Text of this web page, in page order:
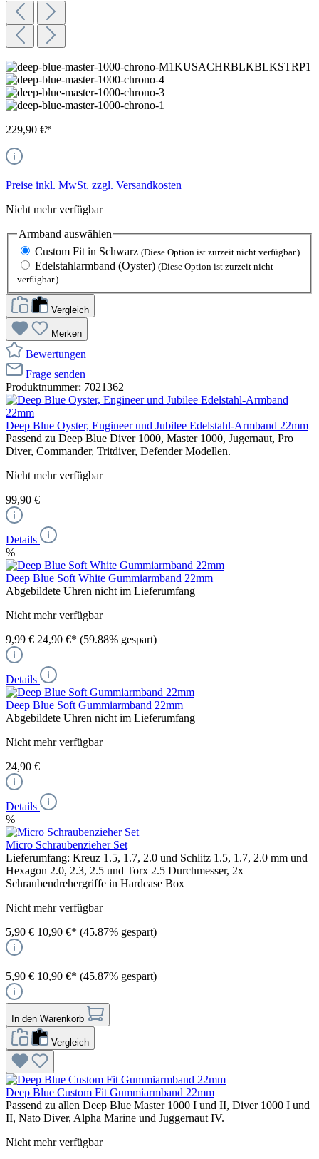
229,90 €*
Preise inkl. MwSt. zzgl. Versandkosten
Nicht mehr verfügbar
Armband auswählen
Custom Fit in Schwarz (Diese Option ist zurzeit nicht verfügbar.)
Edelstahlarmband (Oyster) (Diese Option ist zurzeit nicht
verfügbar.)
Vergleich
Merken
Bewertungen
Frage senden
Produktnummer: 7021362
Deep Blue Oyster, Engineer und Jubilee Edelstahl-Armband 22mm
Passend zu Deep Blue Diver 1000, Master 1000, Jugernaut, Pro
Diver, Commander, Tritdiver, Defender Modellen.
Nicht mehr verfügbar
99,90 €
Details
%
Deep Blue Soft White Gummiarmband 22mm
Abgebildete Uhren nicht im Lieferumfang
Nicht mehr verfügbar
9,99 € 24,90 €* (59.88% gespart)
Details
Deep Blue Soft Gummiarmband 22mm
Abgebildete Uhren nicht im Lieferumfang
Nicht mehr verfügbar
24,90 €
Details
%
Micro Schraubenzieher Set
Lieferumfang: Kreuz 1.5, 1.7, 2.0 und Schlitz 1.5, 1.7, 2.0 mm und
Hexagon 2.0, 2.3, 2.5 und Torx 2.5 Durchmesser, 2x
Schraubendrehergriffe in Hardcase Box
Nicht mehr verfügbar
5,90 € 10,90 €* (45.87% gespart)
5,90 € 10,90 €* (45.87% gespart)
In den Warenkorb
Vergleich
Deep Blue Custom Fit Gummiarmband 22mm
Passend zu allen Deep Blue Master 1000 I und II, Diver 1000 I und
II, Nato Diver, Alpha Marine und Juggernaut IV.
Nicht mehr verfügbar